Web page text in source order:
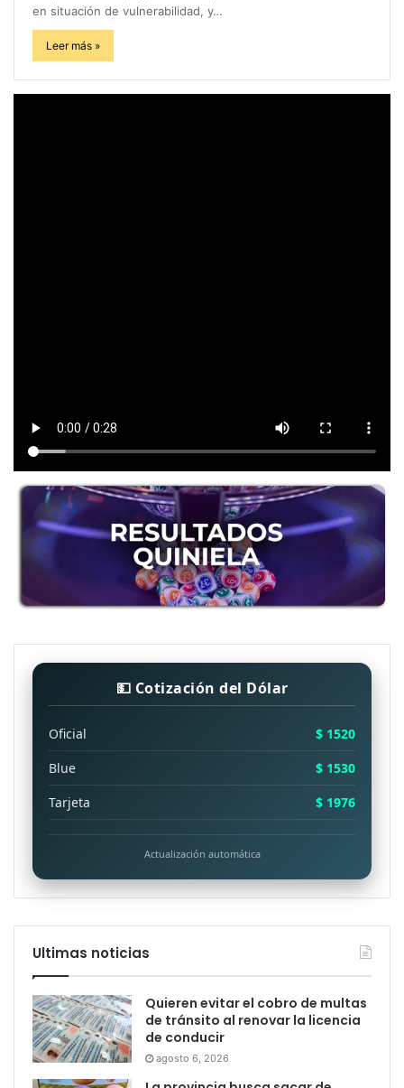
en situación de vulnerabilidad, y…
Leer más »
💵 Cotización del Dólar
Oficial
$ 1520
Blue
$ 1530
Tarjeta
$ 1976
Actualización automática
Ultimas noticias
Quieren evitar el cobro de multas
de tránsito al renovar la licencia
de conducir
agosto 6, 2026